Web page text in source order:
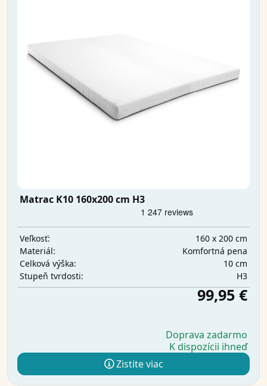
Matrac K10 160x200 cm H3
Veľkosť:
160 x 200 cm
Materiál:
Komfortná pena
Celková výška:
10 cm
Stupeň tvrdosti:
H3
99,95 €
Doprava zadarmo
K dispozícii ihneď
Zistite viac